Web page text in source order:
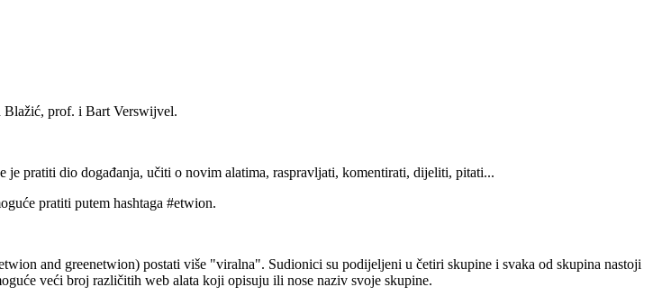
prof. i Bart Verswijvel.
pratiti dio događanja, učiti o novim alatima, raspravljati, komentirati, dijeliti, pitati...
pratiti putem hashtaga #etwion.
and greenetwion) postati više "viralna". Sudionici su podijeljeni u četiri skupine i svaka od skupina nastoji
veći broj različitih web alata koji opisuju ili nose naziv svoje skupine.